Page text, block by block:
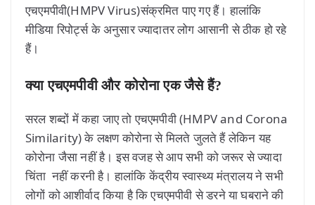
एचएमपीवी(HMPV Virus)संक्रमित पाए गए हैं। हालांकि
मीडिया रिपोर्ट्स के अनुसार ज्यादातर लोग आसानी से ठीक हो रहे
हैं।
क्या एचएमपीवी और कोरोना एक जैसे हैं?
सरल शब्दों में कहा जाए तो एचएमपीवी (HMPV and Corona
Similarity) के लक्षण कोरोना से मिलते जुलते हैं लेकिन यह
कोरोना जैसा नहीं है। इस वजह से आप सभी को जरूर से ज्यादा
चिंता नहीं करनी है। हालांकि केंद्रीय स्वास्थ्य मंत्रालय ने सभी
लोगों को आशीर्वाद किया है कि एचएमपीवी से डरने या घबराने की